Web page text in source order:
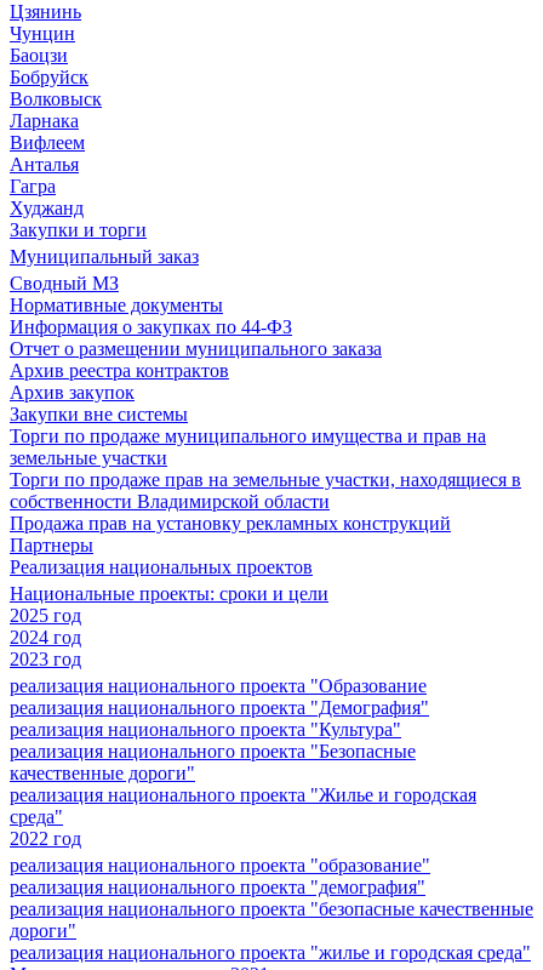
Цзянинь
Чунцин
Баоцзи
Бобруйск
Волковыск
Ларнака
Вифлеем
Анталья
Гагра
Худжанд
Закупки и торги
Муниципальный заказ
Сводный МЗ
Нормативные документы
Информация о закупках по 44-ФЗ
Отчет о размещении муниципального заказа
Архив реестра контрактов
Архив закупок
Закупки вне системы
Торги по продаже муниципального имущества и прав на
земельные участки
Торги по продаже прав на земельные участки, находящиеся в
собственности Владимирской области
Продажа прав на установку рекламных конструкций
Партнеры
Реализация национальных проектов
Национальные проекты: сроки и цели
2025 год
2024 год
2023 год
реализация национального проекта "Образование
реализация национального проекта "Демография"
реализация национального проекта "Культура"
реализация национального проекта "Безопасные
качественные дороги"
реализация национального проекта "Жилье и городская
среда"
2022 год
реализация национального проекта "образование"
реализация национального проекта "демография"
реализация национального проекта "безопасные качественные
дороги"
реализация национального проекта "жилье и городская среда"